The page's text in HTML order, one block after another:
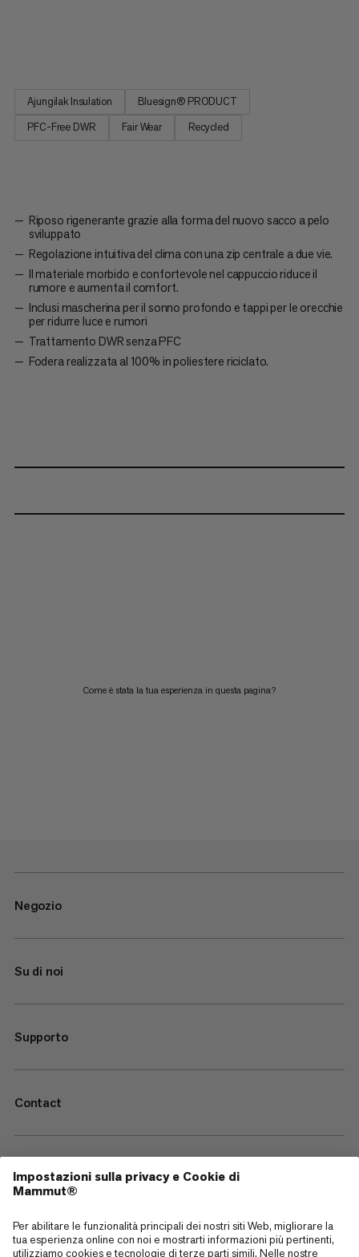
Ajungilak Insulation
Bluesign® PRODUCT
PFC-Free DWR
Fair Wear Recycled
Riposo rigenerante grazie alla forma del nuovo sacco a pelo
sviluppato
Regolazione intuitiva del clima con una zip centrale a due vie.
Il materiale morbido e confortevole nel cappuccio riduce il
rumore e aumenta il comfort.
Inclusi mascherina per il sonno profondo e tappi per le orecchie
per ridurre luce e rumori
Trattamento DWR senza PFC
Fodera realizzata al 100% in poliestere riciclato.
Come è stata la tua esperienza in questa pagina?
Negozio
Su di noi
Supporto
Contact
—